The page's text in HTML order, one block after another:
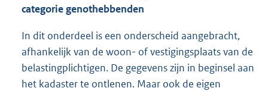
categorie genothebbenden
In dit onderdeel is een onderscheid aangebracht,
afhankelijk van de woon- of vestigingsplaats van de
belastingplichtigen. De gegevens zijn in beginsel aan
het kadaster te ontlenen. Maar ook de eigen